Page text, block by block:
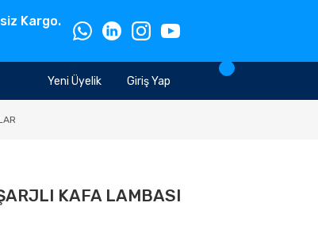
Kargo.
Giriş Yap
Yeni Üyelik
KAFA LAMBASI